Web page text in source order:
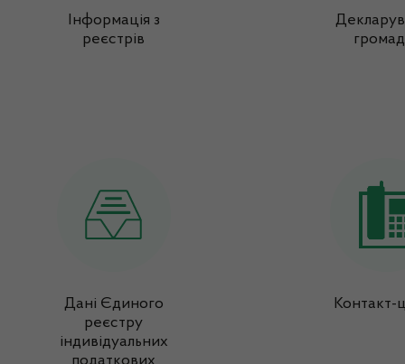
Інформація з
реєстрів
Дані Єдиного
реєстру
індивідуальних
Контакт-